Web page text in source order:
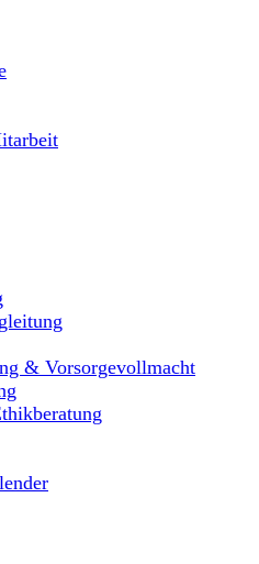
& Vorsorgevollmacht